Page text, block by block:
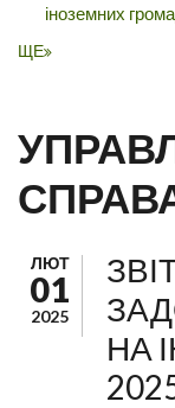
іноземних
ЩЕ
ЛЮТ
01
2025
НА